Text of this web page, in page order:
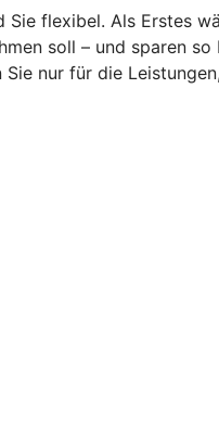
flexibel. Als Erstes
soll – und sparen
nur für die